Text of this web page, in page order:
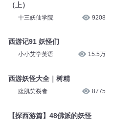
（上）
十三妖仙学院 9208
西游记91 妖怪们
小小艾学英语 15.5万
西游妖怪大全｜树精
腹肌笑裂者 8775
【探西游篇】48佛派的妖怪